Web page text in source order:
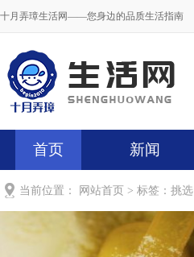
十月弄璋生活网——您身边的品质生活指南
首页 新闻
当前位置： 网站首页 > 标签：挑选